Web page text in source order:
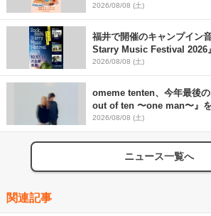
早割チケット発売開始
2026/08/08 (土)
福井で開催のキャンプイン
Starry Music Festival 2026
SCOOBIE DO、かりゆし58
2026/08/08 (土)
omeme tenten、今年最後
out of ten 〜one man〜』
2026/08/08 (土)
ニュース一覧へ
関連記事